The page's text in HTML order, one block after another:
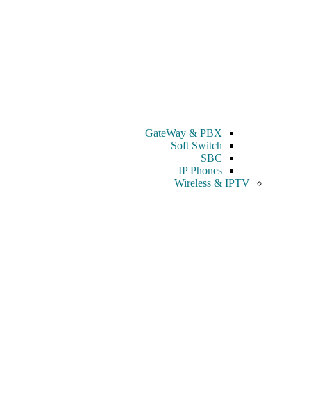
GateWay & PBX
Soft Switch
SBC
IP Phones
Wireless & IPTV